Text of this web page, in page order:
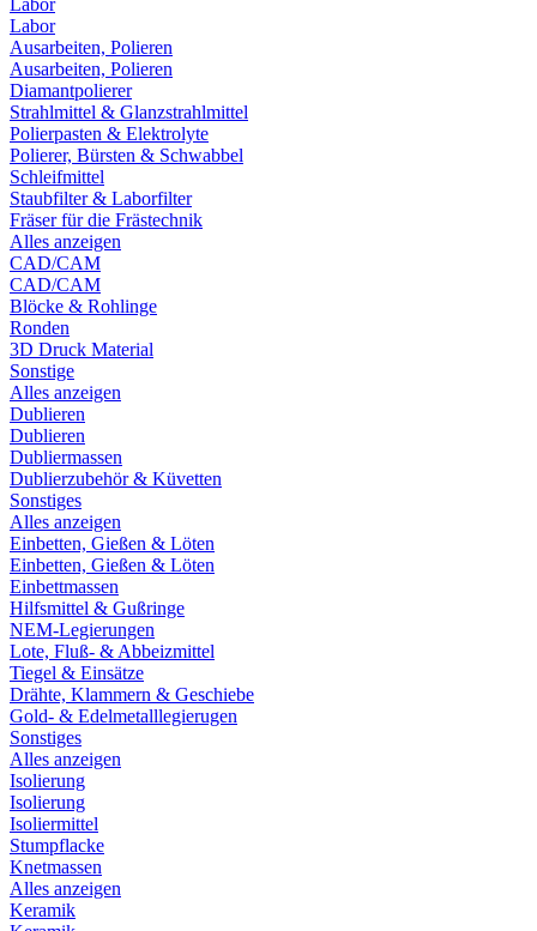
Labor
Labor
Ausarbeiten, Polieren
Ausarbeiten, Polieren
Diamantpolierer
Strahlmittel & Glanzstrahlmittel
Polierpasten & Elektrolyte
Polierer, Bürsten & Schwabbel
Schleifmittel
Staubfilter & Laborfilter
Fräser für die Frästechnik
Alles anzeigen
CAD/CAM
CAD/CAM
Blöcke & Rohlinge
Ronden
3D Druck Material
Sonstige
Alles anzeigen
Dublieren
Dublieren
Dubliermassen
Dublierzubehör & Küvetten
Sonstiges
Alles anzeigen
Einbetten, Gießen & Löten
Einbetten, Gießen & Löten
Einbettmassen
Hilfsmittel & Gußringe
NEM-Legierungen
Lote, Fluß- & Abbeizmittel
Tiegel & Einsätze
Drähte, Klammern & Geschiebe
Gold- & Edelmetalllegierugen
Sonstiges
Alles anzeigen
Isolierung
Isolierung
Isoliermittel
Stumpflacke
Knetmassen
Alles anzeigen
Keramik